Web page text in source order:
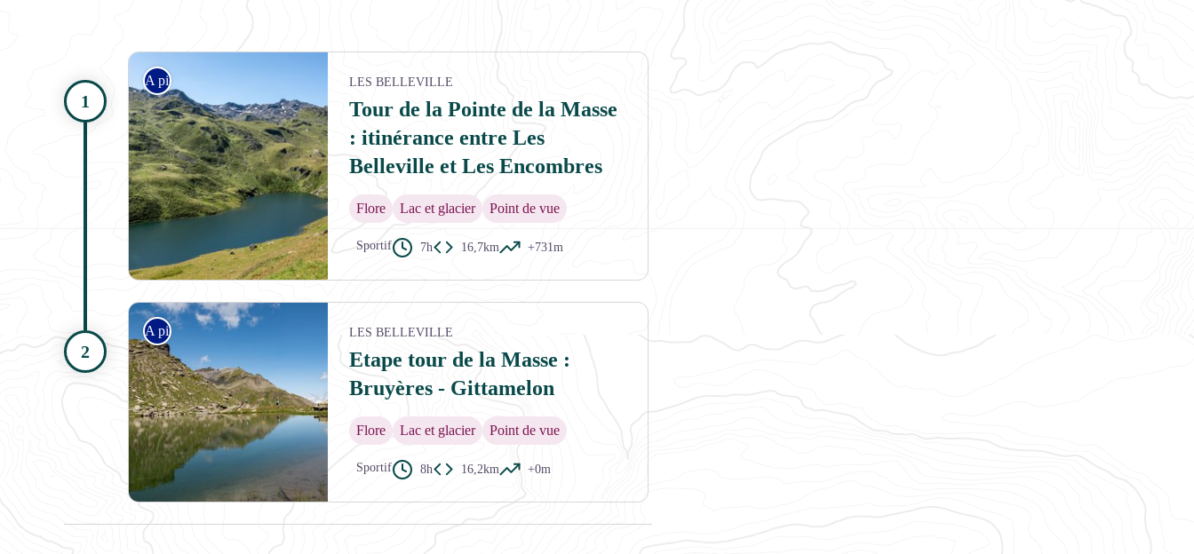
A pied LES BELLEVILLE
Tour de la Pointe de la Masse
: itinérance entre Les
Belleville et Les Encombres
Flore Lac et glacier Point de vue
Sportif 7h 16,7km +731m
A pied LES BELLEVILLE
Etape tour de la Masse :
Bruyères - Gittamelon
Flore Lac et glacier Point de vue
Sportif 8h 16,2km +0m